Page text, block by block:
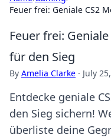
Feuer frei: Geniale CS2
Feuer frei:
für den Sieg
By Amelia Clarke · July
Entdecke geniale
den Sieg sichern!
überliste deine